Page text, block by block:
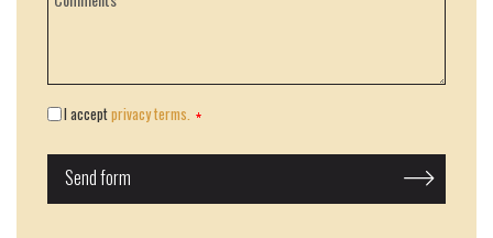
I acceptprivacy terms.